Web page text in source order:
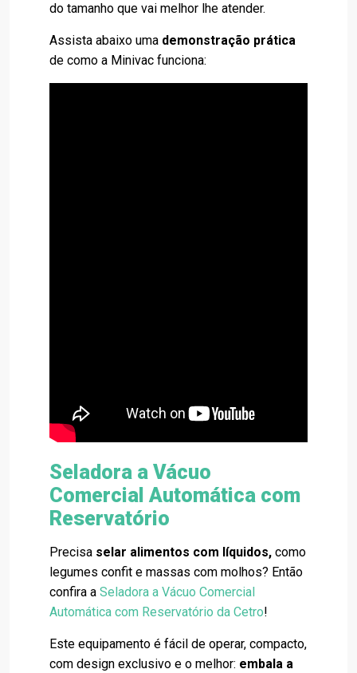
do tamanho que vai melhor lhe atender.
Assista abaixo uma demonstração prática
de como a Minivac funciona:
Seladora a Vácuo
Comercial Automática com
Reservatório
Precisa selar alimentos com líquidos, como
legumes confit e massas com molhos? Então
confira a Seladora a Vácuo Comercial
Automática com Reservatório da Cetro!
Este equipamento é fácil de operar, compacto,
com design exclusivo e o melhor: embala a